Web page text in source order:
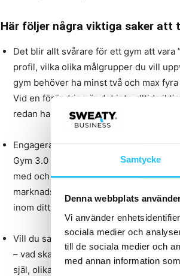
Samtycke
Denna webbplats
Vi använder
sociala medier och
till de sociala medier och
med annan information
Här följer några viktiga saker att
Det blir allt svårare för ett gym att vara
profil, vilka olika målgrupper du vill
gym behöver ha minst två och max
Vid en förändring är det inte alltid
redan har.
Engagera dina befintliga och tilltänkta
Gym 3.0 ska se ut och vad den skall
med och bestämma? Det är ju dock de
marknadsundersökning under temat
inom ditt upptagningsområde och låt
Vill du satsa på nya ytor? När du då
– vad skall den användas till? Planerar
själ, olika rum för grupp PT, fokus på